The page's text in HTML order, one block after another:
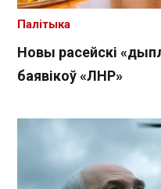
Новы расейскі
баявікоў «ЛНР»
Палітыка